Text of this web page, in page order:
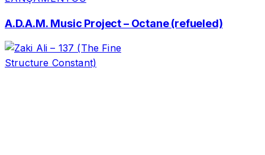
A.D.A.M. Music Project – Octane (refueled)